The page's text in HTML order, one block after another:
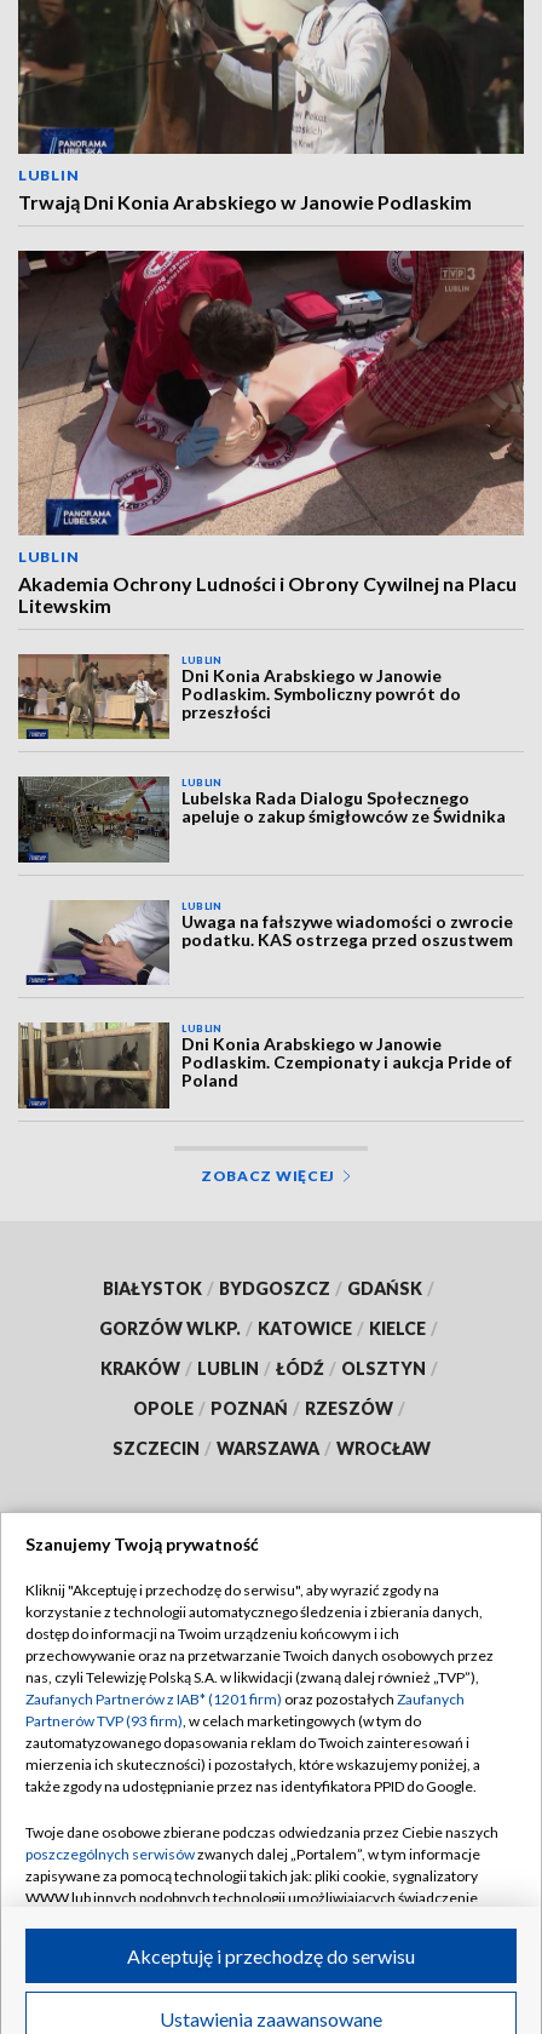
LUBLIN
Trwają Dni Konia Arabskiego w Janowie Podlaskim
LUBLIN
Akademia Ochrony Ludności i Obrony Cywilnej na Placu
Litewskim
LUBLIN
Dni Konia Arabskiego w Janowie
Podlaskim. Symboliczny powrót do
przeszłości
LUBLIN
Lubelska Rada Dialogu Społecznego
apeluje o zakup śmigłowców ze Świdnika
LUBLIN
Uwaga na fałszywe wiadomości o zwrocie
podatku. KAS ostrzega przed oszustwem
LUBLIN
Dni Konia Arabskiego w Janowie
Podlaskim. Czempionaty i aukcja Pride of
Poland
ZOBACZ WIĘCEJ
BIAŁYSTOK / BYDGOSZCZ / GDAŃSK /
GORZÓW WLKP. / KATOWICE / KIELCE /
KRAKÓW / LUBLIN / ŁÓDŹ / OLSZTYN /
OPOLE / POZNAŃ / RZESZÓW /
SZCZECIN / WARSZAWA / WROCŁAW
TVP
Abonament TVP
Emisja w TVP
Centrum informacji TVP
Naziemna Telewizja Cyfrowa
Rada Programowa
System NOS
Informacje o nadawcy
Program dla prasy
Regulamin TVP
Polityka prywatności
Moje zgody
Pomoc
Kontakt
Kanały
©2026 Telewizja Polska S.A. w likwidacji
Szanujemy Twoją prywatność
Kliknij "Akceptuję i przechodzę do serwisu", aby wyrazić zgody na
korzystanie z technologii automatycznego śledzenia i zbierania danych,
dostęp do informacji na Twoim urządzeniu końcowym i ich
przechowywanie oraz na przetwarzanie Twoich danych osobowych przez
nas, czyli Telewizję Polską S.A. w likwidacji (zwaną dalej również „TVP”),
Zaufanych Partnerów z IAB* (1201 firm) oraz pozostałych Zaufanych
Partnerów TVP (93 firm), w celach marketingowych (w tym do
zautomatyzowanego dopasowania reklam do Twoich zainteresowań i
mierzenia ich skuteczności) i pozostałych, które wskazujemy poniżej, a
także zgody na udostępnianie przez nas identyfikatora PPID do Google.
Twoje dane osobowe zbierane podczas odwiedzania przez Ciebie naszych
poszczególnych serwisówzwanych dalej „Portalem”, w tym informacje
zapisywane za pomocą technologii takich jak: pliki cookie, sygnalizatory
WWW lub innych podobnych technologii umożliwiających świadczenie
ruchu w Internecie.
Twoje dane osobowe zbierane podczas odwiedzania przez Ciebie
Ustawienia zaawansowane
Akceptuję i przechodzę do serwisu